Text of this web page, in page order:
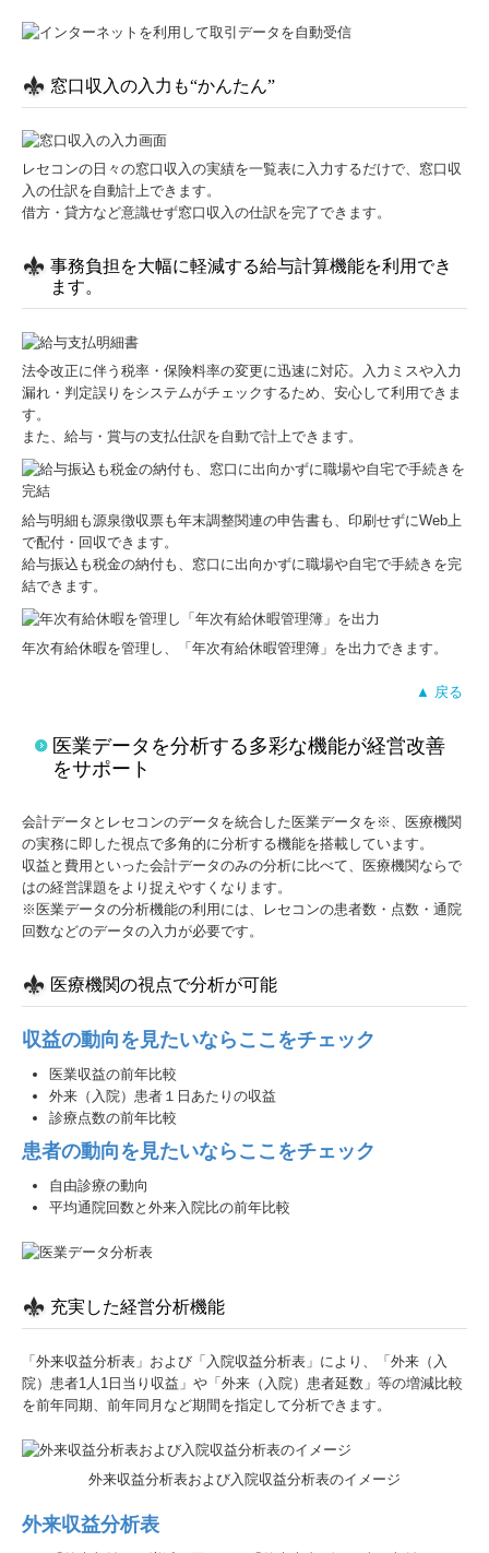
窓口収入の入力も“かんたん”
レセコンの日々の窓口収入の実績を一覧表に入力するだけで、窓口収
入の仕訳を自動計上できます。
借方・貸方など意識せず窓口収入の仕訳を完了できます。
事務負担を大幅に軽減する給与計算機能を利用でき
ます。
法令改正に伴う税率・保険料率の変更に迅速に対応。入力ミスや入力
漏れ・判定誤りをシステムがチェックするため、安心して利用できま
す。
また、給与・賞与の支払仕訳を自動で計上できます。
給与明細も源泉徴収票も年末調整関連の申告書も、印刷せずにWeb上
で配付・回収できます。
給与振込も税金の納付も、窓口に出向かずに職場や自宅で手続きを完
結できます。
年次有給休暇を管理し、「年次有給休暇管理簿」を出力できます。
▲ 戻る
医業データを分析する多彩な機能が経営改善
をサポート
会計データとレセコンのデータを統合した医業データを※、医療機関
の実務に即した視点で多角的に分析する機能を搭載しています。
収益と費用といった会計データのみの分析に比べて、医療機関ならで
はの経営課題をより捉えやすくなります。
※医業データの分析機能の利用には、レセコンの患者数・点数・通院
回数などのデータの入力が必要です。
医療機関の視点で分析が可能
収益の動向を見たいならここをチェック
医業収益の前年比較
外来（入院）患者１日あたりの収益
診療点数の前年比較
患者の動向を見たいならここをチェック
自由診療の動向
平均通院回数と外来入院比の前年比較
充実した経営分析機能
「外来収益分析表」および「入院収益分析表」により、「外来（入
院）患者1人1日当り収益」や「外来（入院）患者延数」等の増減比較
を前年同期、前年同月など期間を指定して分析できます。
外来収益分析表および入院収益分析表のイメージ
外来収益分析表